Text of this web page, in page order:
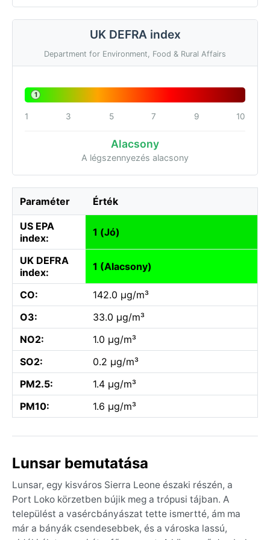
UK DEFRA index
Department for Environment, Food & Rural Affairs
1
1 3 5 7 9 10
Alacsony
A légszennyezés alacsony
Paraméter Érték
US EPA
index:
1 (Jó)
UK DEFRA
index:
1 (Alacsony)
CO:
142.0 µg/m³
O3:
33.0 µg/m³
NO2:
1.0 µg/m³
SO2:
0.2 µg/m³
PM2.5:
1.4 µg/m³
PM10:
1.6 µg/m³
Lunsar bemutatása
Lunsar, egy kisváros Sierra Leone északi részén, a
Port Loko körzetben bújik meg a trópusi tájban. A
települést a vasércbányászat tette ismertté, ám ma
már a bányák csendesebbek, és a városka lassú,